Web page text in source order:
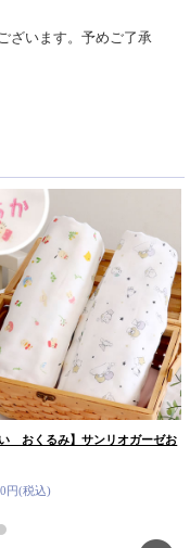
ざいます。予めご了承
い おくるみ】サンリオガーゼお
円(税込)